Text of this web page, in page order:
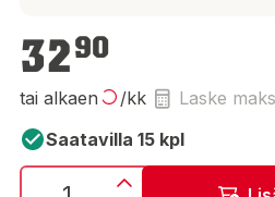
3290
tai alkaen /kk
Laske
Saatavilla 15 kpl